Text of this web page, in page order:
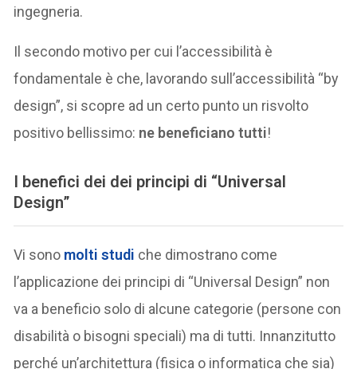
ingegneria.
Il secondo motivo per cui l’accessibilità è
fondamentale è che, lavorando sull’accessibilità “by
design”, si scopre ad un certo punto un risvolto
positivo bellissimo: ne beneficiano tutti!
I benefici dei dei principi di “Universal
Design”
Vi sono molti studi che dimostrano come
l’applicazione dei principi di “Universal Design” non
va a beneficio solo di alcune categorie (persone con
disabilità o bisogni speciali) ma di tutti. Innanzitutto
perché un’architettura (fisica o informatica che sia)